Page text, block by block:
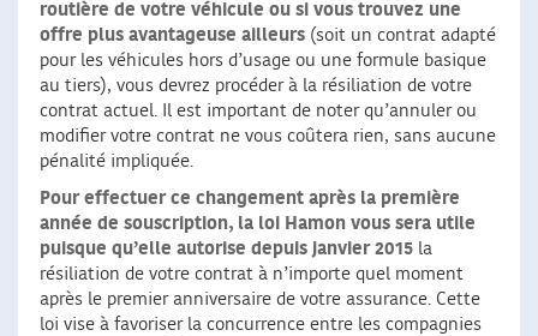
routière de votre véhicule ou si vous trouvez une
offre plus avantageuse ailleurs (soit un contrat adapté
pour les véhicules hors d’usage ou une formule basique
au tiers), vous devrez procéder à la résiliation de votre
contrat actuel. Il est important de noter qu’annuler ou
modifier votre contrat ne vous coûtera rien, sans aucune
pénalité impliquée.
Pour effectuer ce changement après la première
année de souscription, la loi Hamon vous sera utile
puisque qu’elle autorise depuis janvier 2015 la
résiliation de votre contrat à n’importe quel moment
après le premier anniversaire de votre assurance. Cette
loi vise à favoriser la concurrence entre les compagnies